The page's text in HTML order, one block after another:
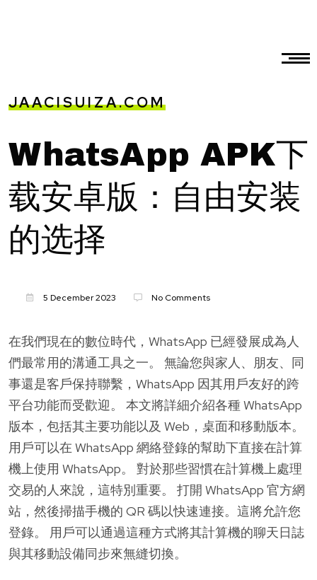
JAACISUIZA.COM
WhatsApp APK下
载安卓版：自由安装
的选择
5 December 2023 No Comments
在我們現在的數位時代，WhatsApp 已經發展成為人
們最常用的溝通工具之一。 無論您與家人、朋友、同
事還是客戶保持聯繫，WhatsApp 因其用戶友好的跨
平台功能而受歡迎。 本文將詳細介紹各種 WhatsApp
版本，包括其主要功能以及 Web，桌面和移動版本。
用戶可以在 WhatsApp 網絡登錄的幫助下直接在計算
機上使用 WhatsApp。 對於那些習慣在計算機上處理
交易的人來說，這特別重要。 打開 WhatsApp 官方網
站，然後掃描手機的 QR 碼以快速連接。這將允許您
登錄。 用戶可以通過這種方式將其計算機的聊天日誌
與其移動設備同步來無縫切換。